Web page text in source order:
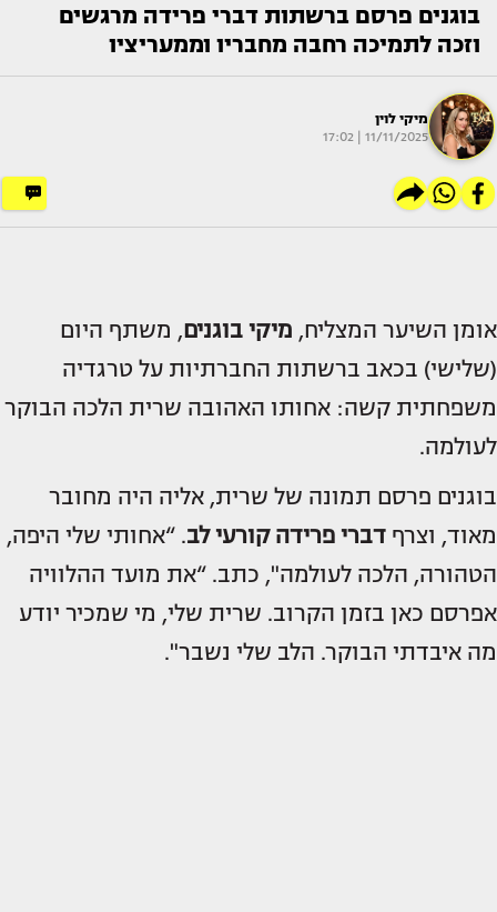
בוגנים פרסם ברשתות דברי פרידה מרגשים
וזכה לתמיכה רחבה מחבריו וממעריציו
מיקי לוין
11/11/2025 | 17:02
אומן השיער המצליח, מיקי בוגנים, משתף היום
(שלישי) בכאב ברשתות החברתיות על טרגדיה
משפחתית קשה: אחותו האהובה שרית הלכה הבוקר
לעולמה.
בוגנים פרסם תמונה של שרית, אליה היה מחובר
מאוד, וצרף דברי פרידה קורעי לב. “אחותי שלי היפה,
הטהורה, הלכה לעולמה", כתב. “את מועד ההלוויה
אפרסם כאן בזמן הקרוב. שרית שלי, מי שמכיר יודע
מה איבדתי הבוקר. הלב שלי נשבר".